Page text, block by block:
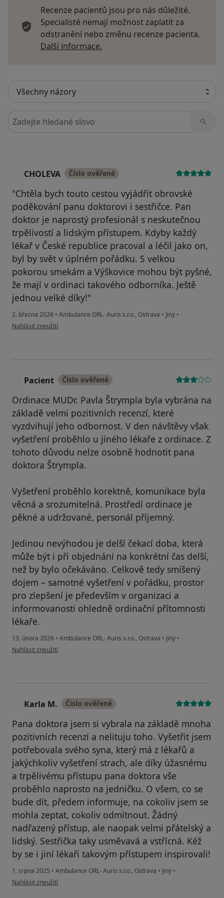
Recenze pacientů jsou pro nás důležité.
Specialisté nemají možnost zaplatit za
odstranění nebo změnu recenze pacienta.
Další informace.
Hledejte v názorech
CHOLEVA Číslo ověřené
​"Chtěla bych touto cestou vyjádřit obrovské
poděkování panu doktorovi i sestřičce. Pan
doktor je naprostý profesionál s neskutečnou
trpělivostí a lidským přístupem. Kdyby každý
lékař v České republice pracoval a léčil jako on,
byl by svět v úplném pořádku. S velkou
pokorou smekám a Výškovice mohou být pyšné,
že mají v ordinaci takového odborníka. Ještě
jednou velké díky!"
2. března 2026 • Ambulance ORL- Auris s.r.o., Ostrava • Jiný •
podle názoru uživatele CHOLEVA
Nahlásit zneužití
Pacient Číslo ověřené
Ordinace MUDr. Pavla Štrympla byla vybrána na
základě velmi pozitivních recenzí, které
vyzdvihují jeho odbornost. V den návštěvy však
vyšetření proběhlo u jiného lékaře z ordinace. Z
tohoto důvodu nelze osobně hodnotit pana
doktora Štrympla.
Vyšetření proběhlo korektně, komunikace byla
věcná a srozumitelná. Prostředí ordinace je
pěkné a udržované, personál příjemný.
Jedinou nevýhodou je delší čekací doba, která
může být i při objednání na konkrétní čas delší,
než by bylo očekáváno. Celkově tedy smíšený
dojem – samotné vyšetření v pořádku, prostor
pro zlepšení je především v organizaci a
informovanosti ohledně ordinační přítomnosti
lékaře.
13. února 2026 • Ambulance ORL- Auris s.r.o., Ostrava • Jiný •
podle názoru uživatele Pacient
Nahlásit zneužití
Karla M. Číslo ověřené
Pana doktora jsem si vybrala na základě mnoha
pozitivních recenzí a nelituju toho. Vyšetřit jsem
potřebovala svého syna, který má z lékařů a
jakýchkoliv vyšetření strach, ale díky úžasnému
a trpělivému přístupu pana doktora vše
proběhlo naprosto na jedničku. O všem, co se
bude dít, předem informuje, na cokoliv jsem se
mohla zeptat, cokoliv odmítnout. Žádný
nadřazený přístup, ale naopak velmi přátelský a
lidský. Sestřička taky usměvavá a vstřícná. Kéž
by se i jiní lékaři takovým přístupem inspirovali!
1. srpna 2025 • Ambulance ORL- Auris s.r.o., Ostrava • Jiný •
podle názoru uživatele Karla M.
Nahlásit zneužití